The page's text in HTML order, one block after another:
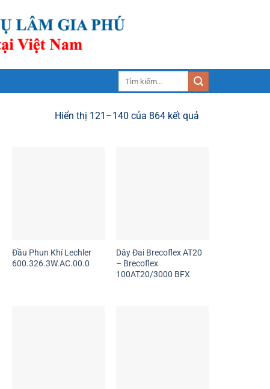
Hiển thị 121–140 của 864 kết quả
Đầu Phun Khí Lechler
600.326.3W.AC.00.0
Dây Đai Brecoflex AT20
– Brecoflex
100AT20/3000 BFX